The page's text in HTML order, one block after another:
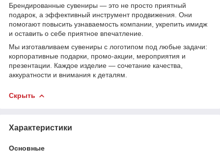
Брендированные сувениры — это не просто приятный
подарок, а эффективный инструмент продвижения. Они
помогают повысить узнаваемость компании, укрепить имидж
и оставить о себе приятное впечатление.
Мы изготавливаем сувениры с логотипом под любые задачи:
корпоративные подарки, промо-акции, мероприятия и
презентации. Каждое изделие — сочетание качества,
аккуратности и внимания к деталям.
Скрыть
Характеристики
Основные